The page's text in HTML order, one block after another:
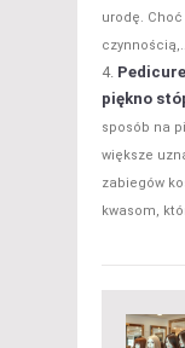
urodę.
piękno
sposób na
większe
zabiegów
kwasom,